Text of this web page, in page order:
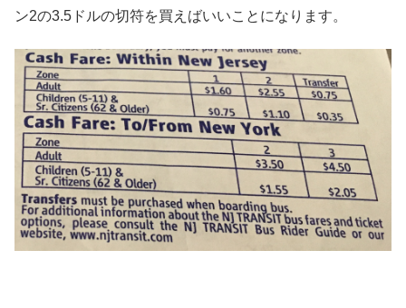
ン2の3.5ドルの切符を買えばいいことになります。